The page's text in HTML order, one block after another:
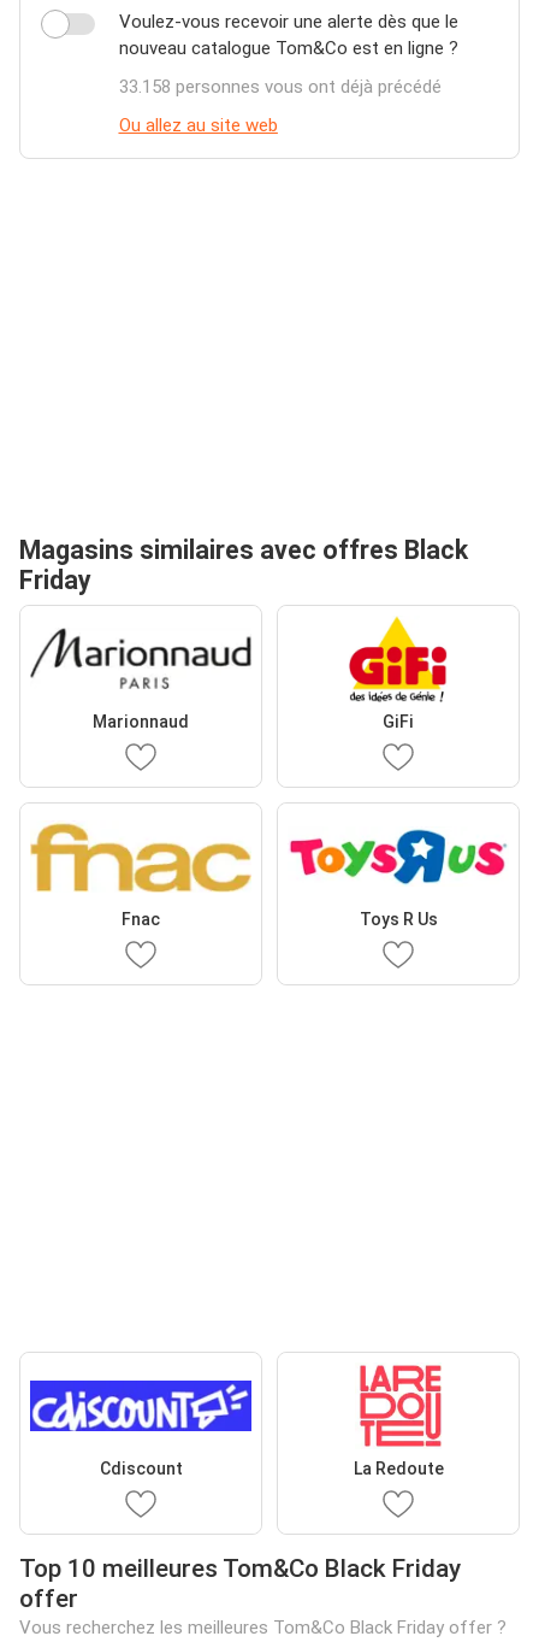
Voulez-vous recevoir une alerte dès que le
nouveau catalogue Tom&Co est en ligne ?
33.158 personnes vous ont déjà précédé
Ou allez au site web
Magasins similaires avec offres Black
Friday
Marionnaud GiFi
Fnac Toys R Us
Cdiscount La Redoute
Top 10 meilleures Tom&Co Black Friday
offer
Vous recherchez les meilleures Tom&Co Black Friday offer ?